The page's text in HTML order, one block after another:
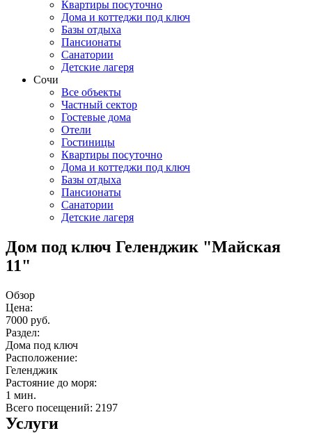
Квартиры посуточно
Дома и коттеджи под ключ
Базы отдыха
Пансионаты
Санатории
Детские лагеря
Сочи
Все объекты
Частный сектор
Гостевые дома
Отели
Гостиницы
Квартиры посуточно
Дома и коттеджи под ключ
Базы отдыха
Пансионаты
Санатории
Детские лагеря
Дом под ключ Геленджик "Майская
11"
Обзор
Цена:
7000 руб.
Раздел:
Дома под ключ
Расположение:
Геленджик
Растояние до моря:
1 мин.
Всего посещений: 2197
Услуги